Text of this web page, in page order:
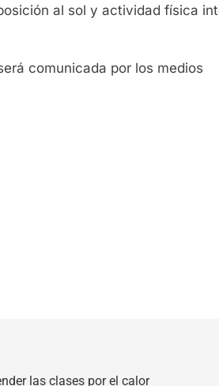
al sol y actividad física
comunicada por los medios
las clases por el calor